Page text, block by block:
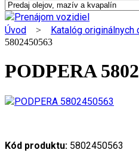
Úvod > Katalóg originálnych
5802450563
PODPERA
Kód produktu: 5802450563